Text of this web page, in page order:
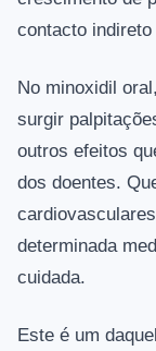
contacto
No minoxidil
surgir
outros efeitos
dos doentes.
determinada
cuidada.
Este é um